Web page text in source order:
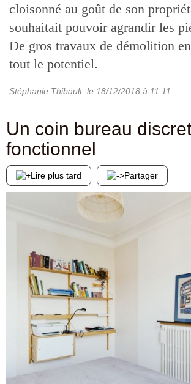
cloisonné au goût de son
souhaitait pouvoir agrandir les
De gros travaux de démolition
tout le potentiel.
Stéphanie Thibault, le 18/12/2018 à 11:11
Un coin bureau
fonctionnel
Lire plus tard Partager